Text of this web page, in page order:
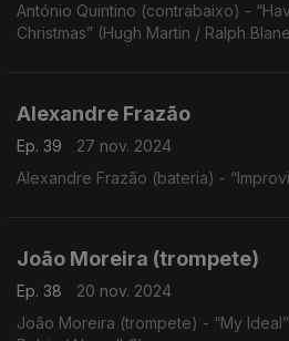
António Quintino (contrabaixo) - “Have yourself a merry little
Christmas” (Hugh Martin / Ralph
Alexandre Frazão
Ep. 39
27 nov. 2024
Alexandre Frazão (bateria) -
João Moreira (trompete)
Ep. 38
20 nov. 2024
João Moreira (trompete) - “My